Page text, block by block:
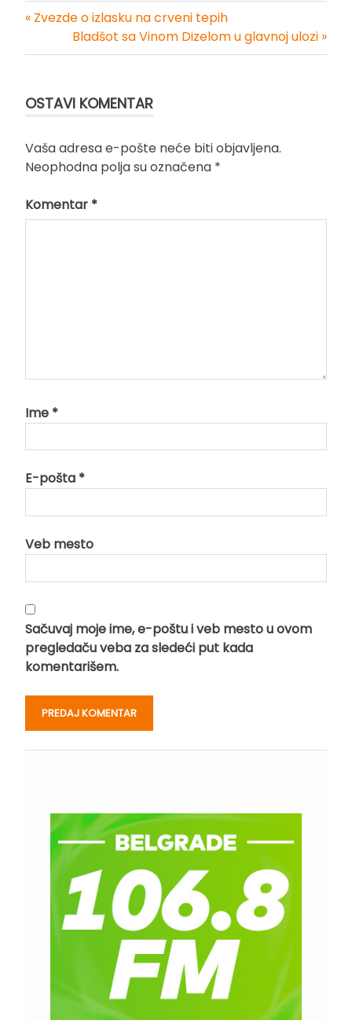
Kretanje
« Zvezde o izlasku na crveni tepih
Bladšot sa Vinom Dizelom u glavnoj ulozi »
OSTAVI KOMENTAR
Vaša adresa e-pošte neće biti objavljena.
Neophodna polja su označena *
Komentar *
Ime *
E-pošta *
Veb mesto
Sačuvaj moje ime, e-poštu i veb mesto u ovom
pregledaču veba za sledeći put kada
komentarišem.